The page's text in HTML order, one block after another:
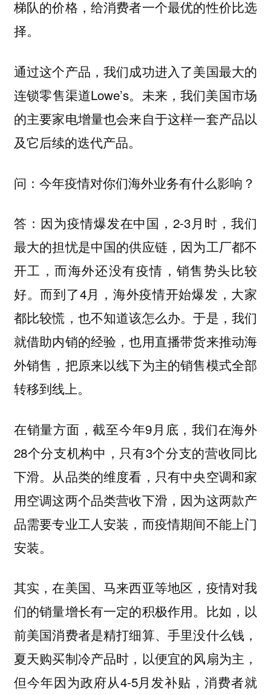
梯队的价格，给消费者一个最优的性价比选
择。
通过这个产品，我们成功进入了美国最大的
连锁零售渠道Lowe’s。未来，我们美国市场
的主要家电增量也会来自于这样一套产品以
及它后续的迭代产品。
问：今年疫情对你们海外业务有什么影响？
答：因为疫情爆发在中国，2-3月时，我们
最大的担忧是中国的供应链，因为工厂都不
开工，而海外还没有疫情，销售势头比较
好。而到了4月，海外疫情开始爆发，大家
都比较慌，也不知道该怎么办。于是，我们
就借助内销的经验，也用直播带货来推动海
外销售，把原来以线下为主的销售模式全部
转移到线上。
在销量方面，截至今年9月底，我们在海外
28个分支机构中，只有3个分支的营收同比
下滑。从品类的维度看，只有中央空调和家
用空调这两个品类营收下滑，因为这两款产
品需要专业工人安装，而疫情期间不能上门
安装。
其实，在美国、马来西亚等地区，疫情对我
们的销量增长有一定的积极作用。比如，以
前美国消费者是精打细算、手里没什么钱，
夏天购买制冷产品时，以便宜的风扇为主，
但今年因为政府从4-5月发补贴，消费者就